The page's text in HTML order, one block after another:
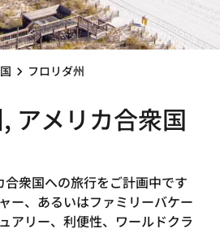
フロリダ州
アメリカ合衆国
合衆国への旅行をご計画中です
ー、あるいはファミリーバケー
アリー、利便性、ワールドクラ